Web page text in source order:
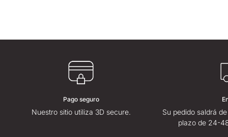
Pago seguro
Nuestro sitio utiliza 3D secure.
Su pedido saldrá
plazo de 24-